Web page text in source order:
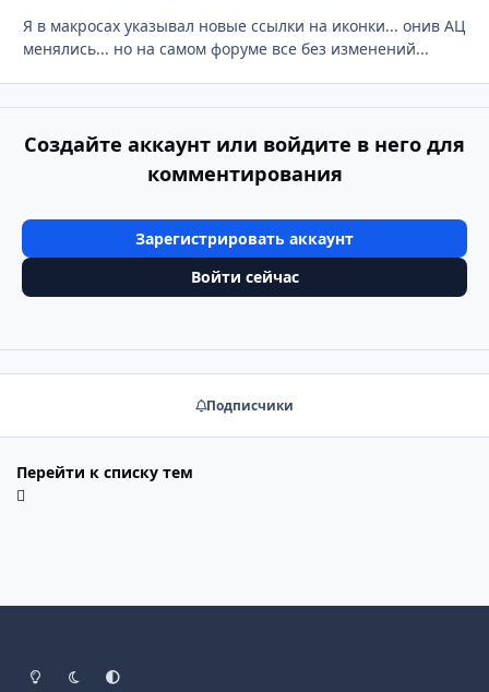
Я в макросах указывал новые ссылки на иконки... онив АЦ
менялись... но на самом форуме все без изменений...
Создайте аккаунт или войдите в него для
комментирования
Зарегистрировать аккаунт
Войти сейчас
Подписчики
Перейти к списку тем
Светлый режим
Тёмный режим
Системные настройки